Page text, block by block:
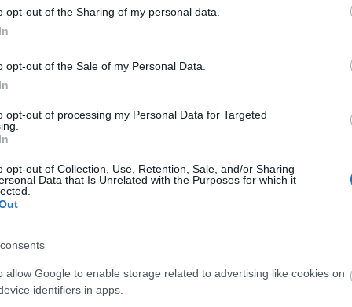
opt-out of the Sharing of my personal data.
opt-out of the Sale of my Personal Data.
opt-out of processing my Personal Data for Targeted
opt-out of Collection, Use, Retention, Sale, and/or Sharing
Data that Is Unrelated with the Purposes for which it
allow Google to enable storage related to advertising like cookies on
identifiers in apps.
ισότητα των δύο φύλων. Η Σίσσυ Χρηστίδου
ότι έδωσε εξετάσεις με ένα τέτοιο θέμα.